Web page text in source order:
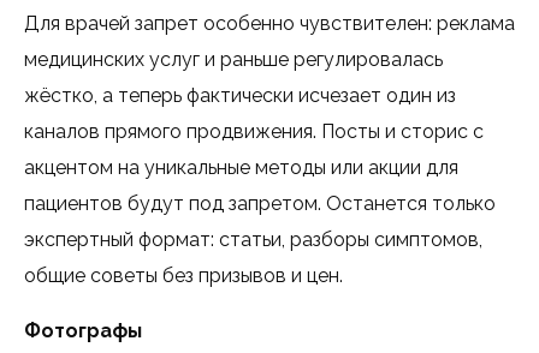
Для врачей запрет особенно чувствителен: реклама
медицинских услуг и раньше регулировалась
жёстко, а теперь фактически исчезает один из
каналов прямого продвижения. Посты и сторис с
акцентом на уникальные методы или акции для
пациентов будут под запретом. Останется только
экспертный формат: статьи, разборы симптомов,
общие советы без призывов и цен.
Фотографы